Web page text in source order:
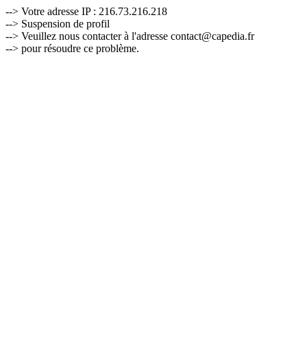
--> Votre adresse IP : 216.73.216.218
--> Suspension de profil
--> Veuillez nous contacter à l'adresse contact@capedia.fr
--> pour résoudre ce problème.